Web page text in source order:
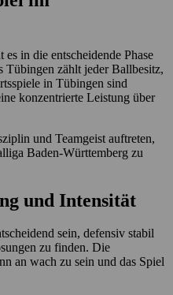
in die entscheidende Phase
Tübingen zählt jeder Ballbesitz,
in Tübingen sind
konzentrierte Leistung über
und Teamgeist auftreten,
Baden-Württemberg zu
und Intensität
sein, defensiv stabil
zu finden. Die
an wach zu sein und das Spiel